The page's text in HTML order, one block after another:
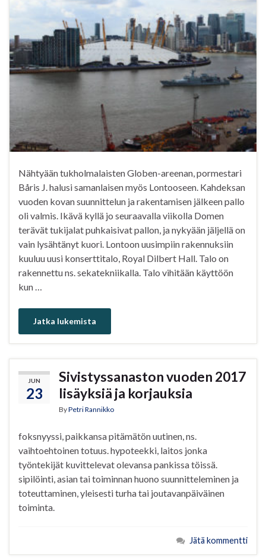
Nähtyään tukholmalaisten Globen-areenan, pormestari
Båris J. halusi samanlaisen myös Lontooseen. Kahdeksan
vuoden kovan suunnittelun ja rakentamisen jälkeen pallo
oli valmis. Ikävä kyllä jo seuraavalla viikolla Domen
terävät tukijalat puhkaisivat pallon, ja nykyään jäljellä on
vain lysähtänyt kuori. Lontoon uusimpiin rakennuksiin
kuuluu uusi konserttitalo, Royal Dilbert Hall. Talo on
rakennettu ns. sekatekniikalla. Talo vihitään käyttöön
kun …
Jatka lukemista
JUN
23
Sivistyssanaston vuoden 2017
lisäyksiä ja korjauksia
ByPetri Rannikko
foksnyyssi, paikkansa pitämätön uutinen, ns.
vaihtoehtoinen totuus. hypoteekki, laitos jonka
työntekijät kuvittelevat olevansa pankissa töissä.
sipilöinti, asian tai toiminnan huono suunnitteleminen ja
toteuttaminen, yleisesti turha tai joutavanpäiväinen
toiminta.
Jätä kommentti